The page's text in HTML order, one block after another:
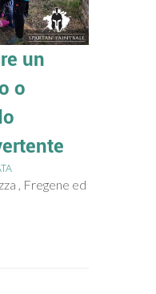
un
o
, Fregene ed